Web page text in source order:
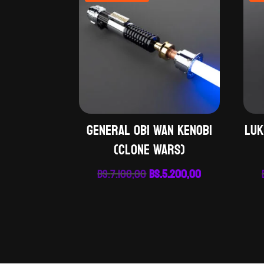
GENERAL OBI WAN KENOBI
(CLONE WARS)
Bs.7.100,00El
Bs.5.200,00El